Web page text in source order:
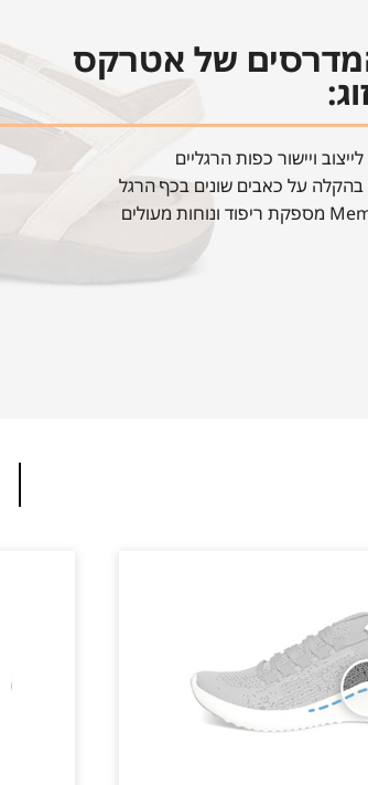
המדרסים של אטרקס
ויישור כפות הרגליים
על כאבים שונים בכף הרגל